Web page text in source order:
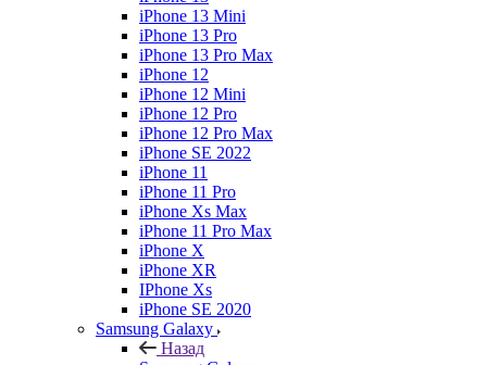
iPhone 13 Mini
iPhone 13 Pro
iPhone 13 Pro Max
iPhone 12
iPhone 12 Mini
iPhone 12 Pro
iPhone 12 Pro Max
iPhone SE 2022
iPhone 11
iPhone 11 Pro
iPhone Xs Max
iPhone 11 Pro Max
iPhone X
iPhone XR
IPhone Xs
iPhone SE 2020
Samsung Galaxy
Назад